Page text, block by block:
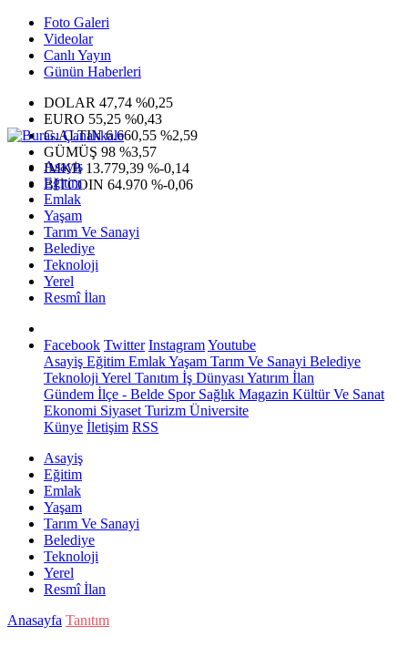
Foto Galeri
Videolar
Canlı Yayın
Günün Haberleri
DOLAR 47,74 %0,25
EURO 55,25 %0,43
G.ALTIN6.660,55 %2,59
GÜMÜŞ 98 %3,57
IMKB 13.779,39 %-0,14
BITCOIN 64.970 %-0,06
Asayiş
Eğitim
Emlak
Yaşam
Tarım Ve Sanayi
Belediye
Teknoloji
Yerel
Resmî İlan
Facebook Twitter InstagramYoutube
Asayiş Eğitim EmlakYaşam Tarım Ve Sanayi Belediye
Teknoloji Yerel Tanıtım İş Dünyası Yatırım İlan
Gündem İlçe - Belde SporSağlık Magazin Kültür Ve Sanat
Ekonomi Siyaset Turizm Üniversite
Künye İletişim RSS
Asayiş
Eğitim
Emlak
Yaşam
Tarım Ve Sanayi
Belediye
Teknoloji
Yerel
Resmî İlan
Anasayfa Tanıtım